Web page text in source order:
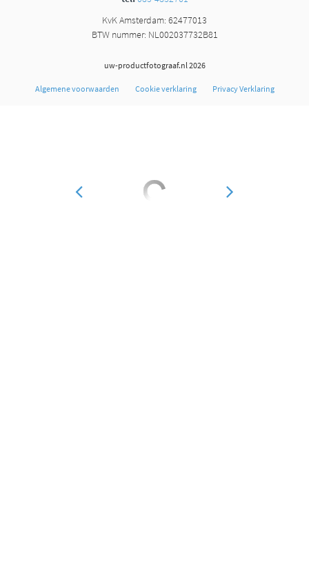
KvK Amsterdam: 62477013
BTW nummer: NL002037732B81
uw-productfotograaf.nl 2026
Algemene voorwaarden Cookie verklaring Privacy Verklaring